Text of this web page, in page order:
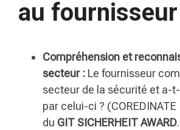
au fournisseur
Compréhension et
secteur : Le fournisseur
secteur de la sécurité et a-
par celui-ci ?
du GIT SICHERHEIT AWARD